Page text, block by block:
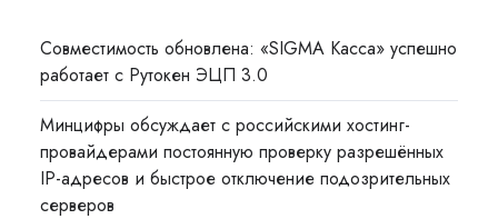
Совместимость обновлена: «SIGMA Касса» успешно
работает с Рутокен ЭЦП 3.0
Минцифры обсуждает с российскими хостинг-
провайдерами постоянную проверку разрешённых
IP-адресов и быстрое отключение подозрительных
серверов